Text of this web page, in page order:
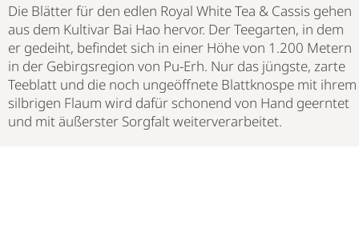
Die Blätter für den edlen Royal White Tea & Cassis gehen
aus dem Kultivar Bai Hao hervor. Der Teegarten, in dem
er gedeiht, befindet sich in einer Höhe von 1.200 Metern
in der Gebirgsregion von Pu-Erh. Nur das jüngste, zarte
Teeblatt und die noch ungeöffnete Blattknospe mit ihrem
silbrigen Flaum wird dafür schonend von Hand geerntet
und mit äußerster Sorgfalt weiterverarbeitet.